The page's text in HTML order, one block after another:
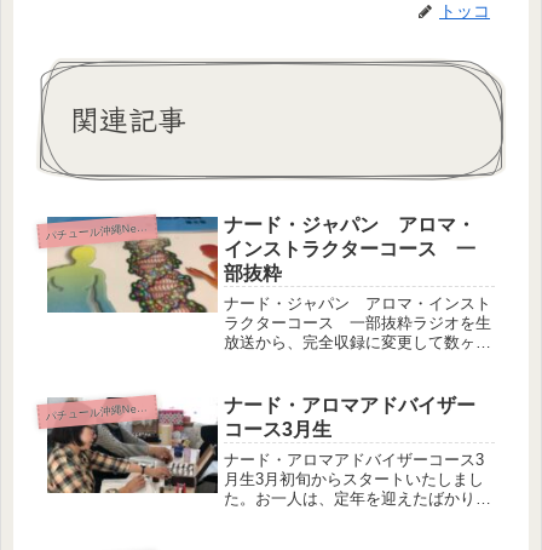
トッコ
関連記事
パ
チュール沖縄News
ナード・ジャパン アロマ・
インストラクターコース 一
部抜粋
ナード・ジャパン アロマ・インスト
ラクターコース 一部抜粋ラジオを生
放送から、完全収録に変更して数ヶ月
す。たまには、生放送も差し込もうか
な？と思ったり・・・さて、本日も３
本収...
パ
チュール沖縄News
ナード・アロマアドバイザー
コース3月生
ナード・アロマアドバイザーコース3
月生3月初旬からスタートいたしまし
た。お一人は、定年を迎えたばかりの